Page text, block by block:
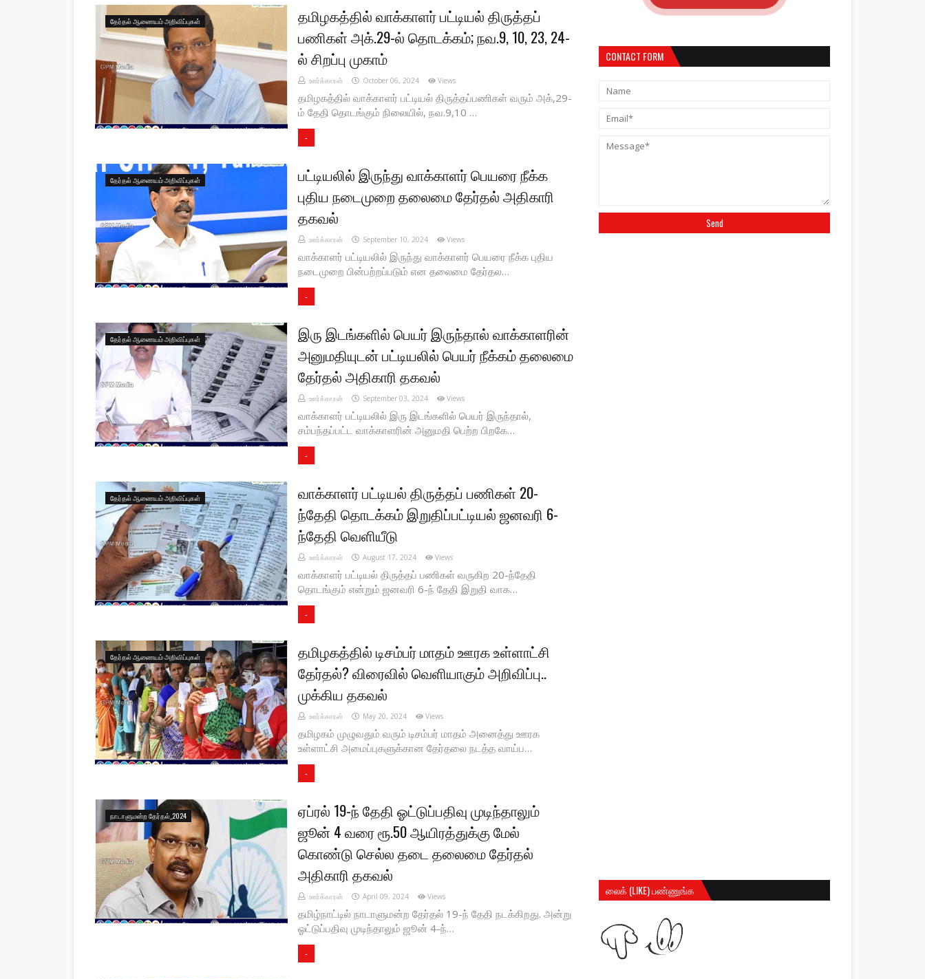
தேர்தல் ஆணையம் அறிவிப்புகள்
தமிழகத்தில் வாக்காளர் பட்டியல் திருத்தப்
பணிகள் அக்.29-ல் தொடக்கம்; நவ.9, 10, 23, 24-
ல் சிறப்பு முகாம்
ஊர்க்காரன் October 06, 2024 Views
தமிழகத்தில் வாக்காளர் பட்டியல் திருத்தப்பணிகள் வரும் அக்,29-
ம் தேதி தொடங்கும் நிலையில், நவ.9,10 …
-
தேர்தல் ஆணையம் அறிவிப்புகள்
பட்டியலில் இருந்து வாக்காளர் பெயரை நீக்க
புதிய நடைமுறை தலைமை தேர்தல் அதிகாரி
தகவல்
ஊர்க்காரன் September 10, 2024 Views
வாக்காளர் பட்டியலில் இருந்து வாக்காளர் பெயரை நீக்க புதிய
நடைமுறை பின்பற்றப்படும் என தலைமை தேர்தல…
-
தேர்தல் ஆணையம் அறிவிப்புகள்
இரு இடங்களில் பெயர் இருந்தால் வாக்காளரின்
அனுமதியுடன் பட்டியலில் பெயர் நீக்கம் தலைமை
தேர்தல் அதிகாரி தகவல்
ஊர்க்காரன் September 03, 2024 Views
வாக்காளர் பட்டியலில் இரு இடங்களில் பெயர் இருந்தால்,
சம்பந்தப்பட்ட வாக்காளரின் அனுமதி பெற்ற பிறகே…
-
தேர்தல் ஆணையம் அறிவிப்புகள்
வாக்காளர் பட்டியல் திருத்தப் பணிகள் 20-
ந்தேதி தொடக்கம் இறுதிப்பட்டியல் ஜனவரி 6-
ந்தேதி வெளியீடு
ஊர்க்காரன் August 17, 2024 Views
வாக்காளர் பட்டியல் திருத்தப் பணிகள் வருகிற 20-ந்தேதி
தொடங்கும் என்றும் ஜனவரி 6-ந் தேதி இறுதி வாக…
-
தேர்தல் ஆணையம் அறிவிப்புகள்
தமிழகத்தில் டிசம்பர் மாதம் ஊரக உள்ளாட்சி
தேர்தல்? விரைவில் வெளியாகும் அறிவிப்பு..
முக்கிய தகவல்
ஊர்க்காரன் May 20, 2024 Views
தமிழகம் முழுவதும் வரும் டிசம்பர் மாதம் அனைத்து ஊரக
உள்ளாட்சி அமைப்புகளுக்கான தேர்தலை நடத்த வாய்ப…
-
நாடாளுமன்ற தேர்தல்_2024
ஏப்ரல் 19-ந் தேதி ஓட்டுப்பதிவு முடிந்தாலும்
ஜூன் 4 வரை ரூ.50 ஆயிரத்துக்கு மேல்
கொண்டு செல்ல தடை தலைமை தேர்தல்
அதிகாரி தகவல்
ஊர்க்காரன் April 09, 2024 Views
தமிழ்நாட்டில் நாடாளுமன்ற தேர்தல் 19-ந் தேதி நடக்கிறது. அன்று
ஓட்டுப்பதிவு முடிந்தாலும் ஜூன் 4-ந்…
-
CONTACT FORM
லைக் (LIKE) பண்ணுங்க